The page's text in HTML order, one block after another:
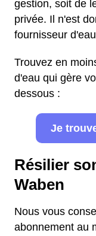
gestion, soit de
privée. Il n'est
fournisseur
Trouvez en
d'eau qui gère
dessous :
Je
Résilier
Waben
Nous vous
abonnement au